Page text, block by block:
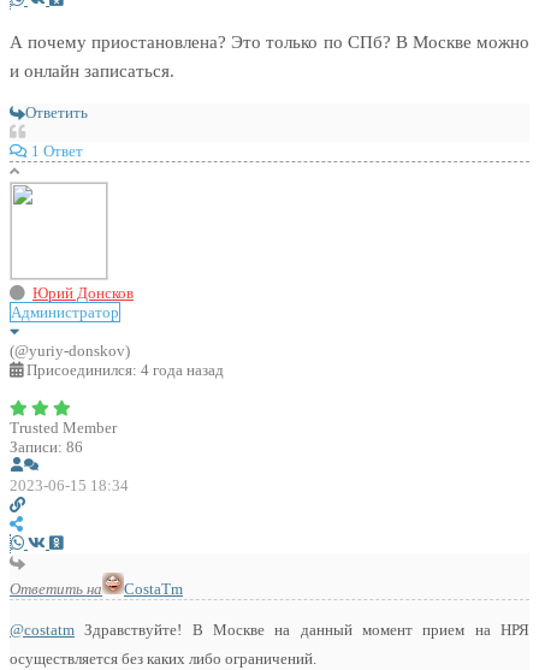
А почему приостановлена? Это только по СПб? В Москве можно
и онлайн записаться.
Ответить
1 Ответ
Юрий Донсков
Администратор
(@yuriy-donskov)
Присоединился: 4 года назад
Trusted Member
Записи: 86
2023-06-15 18:34
Ответить на CostaTm
@costatm Здравствуйте! В Москве на данный момент прием на НРЯ
осуществляется без каких либо ограничений.